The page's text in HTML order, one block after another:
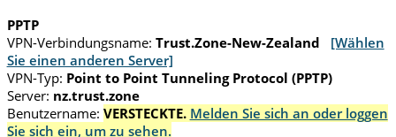
PPTP
VPN-Verbindungsname: Trust.Zone-New-Zealand
[Wählen
Sie einen anderen Server]
VPN-Typ: Point to Point Tunneling Protocol (PPTP)
Server: nz.trust.zone
Benutzername: VERSTECKTE. Melden Sie sich an oder loggen
Sie sich ein, um zu sehen.